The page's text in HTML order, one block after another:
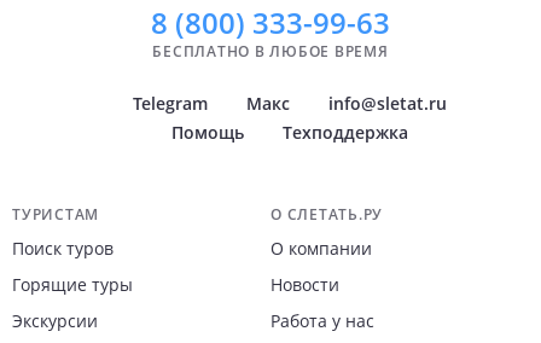
8 (800) 333-99-63
БЕСПЛАТНО В ЛЮБОЕ ВРЕМЯ
Telegram Макс
info@sletat.ru
Помощь
Техподдержка
Навигация по сайту
ТУРИСТАМ
Поиск туров
Горящие туры
Экскурсии
О СЛЕТАТЬ.РУ
О компании
Новости
Работа у нас